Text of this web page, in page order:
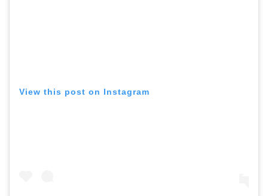
View this post on Instagram